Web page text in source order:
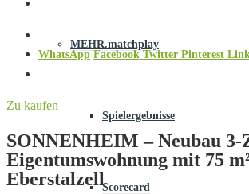
MEHR.matchplay
Spielergebnisse
Scorecard
WhatsApp FacebookTwitter Pinterest
Zu kaufen
SONNENHEIM – Neubau
Eigentumswohnung mit 75
Eberstalzell